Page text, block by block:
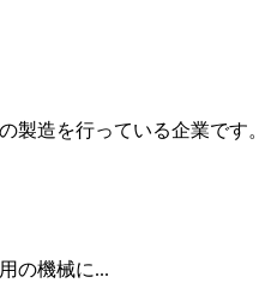
製造を行っている企業です。
の機械に...